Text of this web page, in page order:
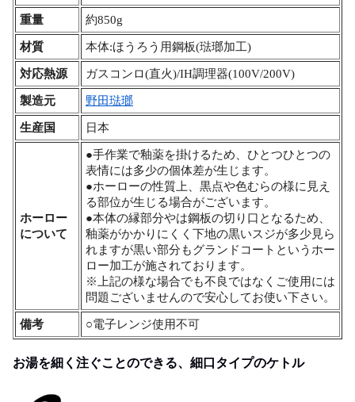
重量 約850g
材質 本体:ほうろう用鋼板(琺瑯加工)
対応熱源 ガスコンロ(直火)/IH調理器(100V/200V)
製造元 野田琺瑯
生産国 日本
ホーロー
について
●手作業で釉薬を掛けるため、ひとつひとつの
表情には多少の個体差が生じます。
●ホーローの性質上、黒点や色むらの様に見え
る部位が生じる場合がございます。
●本体の縁部分やは鋼板の切り口となるため、
釉薬がかかりにくく下地の黒いスジが多少見ら
れますが黒い部分もグランドコートというホー
ロー加工が施されております。
※上記の様な場合でも不良ではなくご使用には
問題ございませんので安心してお使い下さい。
備考 ○電子レンジ使用不可
お湯を細く注ぐことのできる、細口タイプのケトル